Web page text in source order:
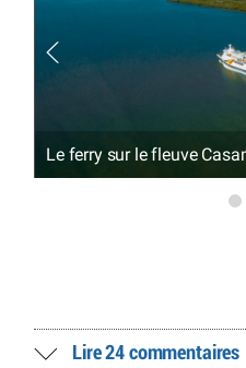
Le ferry sur le fleuve
Lire 24 commentaires